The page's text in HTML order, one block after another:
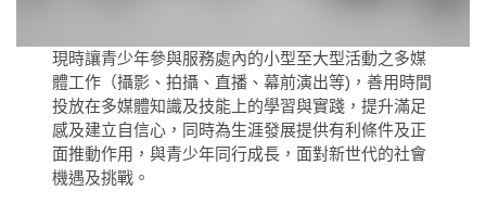
現時讓青少年參與服務處內的小型至大型活動之多媒
體工作（攝影、拍攝、直播、幕前演出等)，善用時間
投放在多媒體知識及技能上的學習與實踐，提升滿足
感及建立自信心，同時為生涯發展提供有利條件及正
面推動作用，與青少年同行成長，面對新世代的社會
機遇及挑戰。